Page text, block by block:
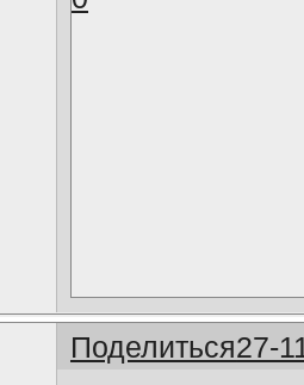
Поделиться27-